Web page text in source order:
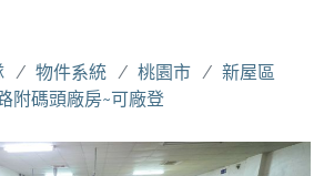
物件系統 桃園市
新屋區
附碼頭廠房~可廠登